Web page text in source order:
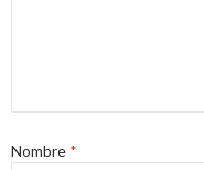
Nombre *